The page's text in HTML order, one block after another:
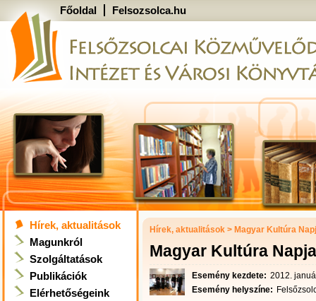
Főoldal Felsozsolca.hu
Hírek, aktualitások
Magunkról
Szolgáltatások
Publikációk
Elérhetőségeink
Hírek, aktualitások > Magyar Kultúra
Magyar Kultúra Napja
Esemény kezdete: 2012.
Esemény helyszíne: